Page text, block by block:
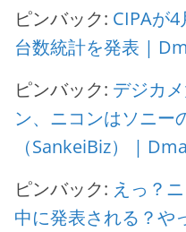
ピンバック: CIPAが
台数統計を発表 |
ピンバック: デジカ
ン、ニコンはソニー
（SankeiBiz） |
ピンバック: えっ？
中に発表される？や